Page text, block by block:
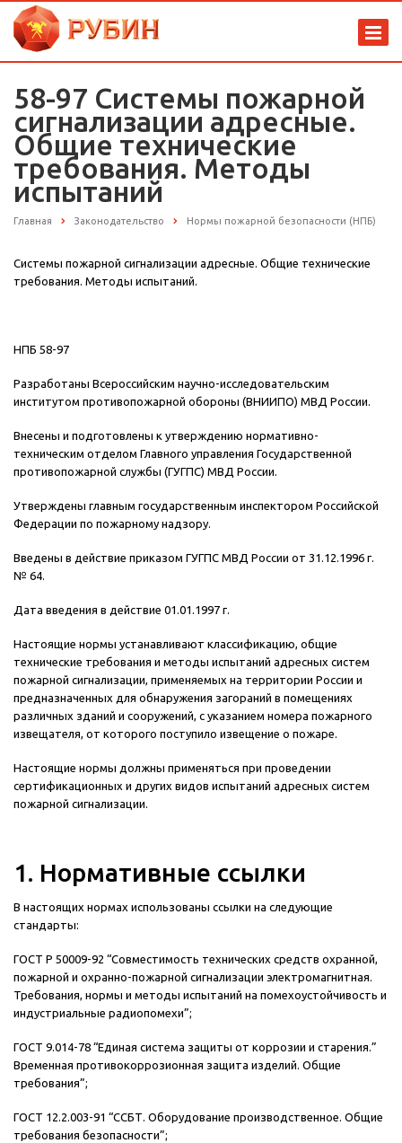
58-97 Системы пожарной
сигнализации адресные.
Общие технические
требования. Методы
испытаний
Главная Законодательство Нормы пожарной безопасности (НПБ)
Системы пожарной сигнализации адресные. Общие технические
требования. Методы испытаний.
НПБ 58-97
Разработаны Всероссийским научно-исследовательским
институтом противопожарной обороны (ВНИИПО) МВД России.
Внесены и подготовлены к утверждению нормативно-
техническим отделом Главного управления Государственной
противопожарной службы (ГУГПС) МВД России.
Утверждены главным государственным инспектором Российской
Федерации по пожарному надзору.
Введены в действие приказом ГУГПС МВД России от 31.12.1996 г.
№ 64.
Дата введения в действие 01.01.1997 г.
Настоящие нормы устанавливают классификацию, общие
технические требования и методы испытаний адресных систем
пожарной сигнализации, применяемых на территории России и
предназначенных для обнаружения загораний в помещениях
различных зданий и сооружений, с указанием номера пожарного
извещателя, от которого поступило извещение о пожаре.
Настоящие нормы должны применяться при проведении
сертификационных и других видов испытаний адресных систем
пожарной сигнализации.
1. Нормативные ссылки
В настоящих нормах использованы ссылки на следующие
стандарты:
ГОСТ Р 50009-92 “Совместимость технических средств охранной,
пожарной и охранно-пожарной сигнализации электромагнитная.
Требования, нормы и методы испытаний на помехоустойчивость и
индустриальные радиопомехи”;
ГОСТ 9.014-78 “Единая система защиты от коррозии и старения.”
Временная противокоррозионная защита изделий. Общие
требования”;
ГОСТ 12.2.003-91 “ССБТ. Оборудование производственное. Общие
требования безопасности”;